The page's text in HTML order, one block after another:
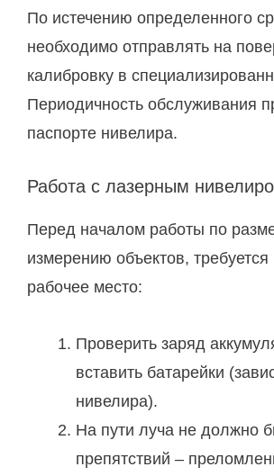
По истечению определенного
необходимо отправлять на
калибровку в
Периодичность обслуживания
паспорте нивелира.
Работа с лазерным
Перед началом работы по
измерению объектов, требуется
рабочее место:
Проверить заряд
вставить батарейки
нивелира).
На пути луча не должно
препятствий –